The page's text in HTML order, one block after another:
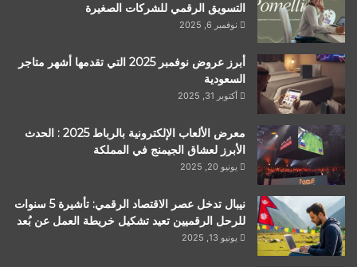
التسويق الرقمي للشركات الصغيرة
نوفمبر 6, 2025
أبرز عروض نوفمبر 2025 التي تقدمها أشهر متاجر
السعودية
أكتوبر 31, 2025
معرض الألعاب الإلكترونية بالرباط 2025 : الحدث
الأبرز لعشاق الجيمنج في المملكة
يونيو 20, 2025
نيبال تدخل عصر الاقتصاد الرقمي: تأشيرة 5 سنوات
للرحل الرقميين تعيد تشكيل خريطة العمل عن بُعد
يونيو 13, 2025